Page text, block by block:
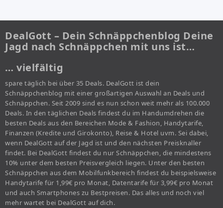
DealGott – Dein Schnäppchenblog Deine
Jagd nach Schnäppchen mit uns ist…
… vielfältig
spare täglich bei über 35 Deals. DealGott ist dein
Schnäppchenblog mit einer großartigen Auswahl an Deals und
Schnäppchen. Seit 2009 sind es nun schon weit mehr als 100.000
Deals. In den täglichen Deals findest du im Handumdrehen die
besten Deals aus den Bereichen Mode & Fashion, Handytarife,
Finanzen (Kredite und Girokonto), Reise & Hotel uvm. Sei dabei,
wenn DealGott auf der Jagd ist und den nächsten Preisknaller
findet. Bei DealGott findest du nur Schnäppchen, die mindestens
10% unter dem besten Preisvergleich liegen. Unter den besten
Schnäppchen aus dem Mobilfunkbereich findest du beispielsweise
Handytarife für 1,99€ pro Monat, Datentarife für 3,99€ pro Monat
und auch Smartphones zu Bestpreisen. Das alles und noch viel
mehr wartet bei DealGott auf dich.